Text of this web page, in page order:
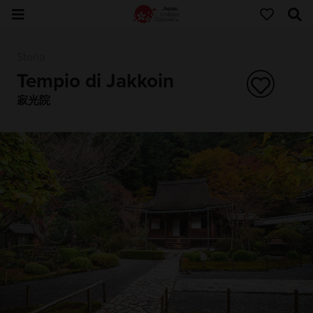
Tempio di Jakkoin
寂光院